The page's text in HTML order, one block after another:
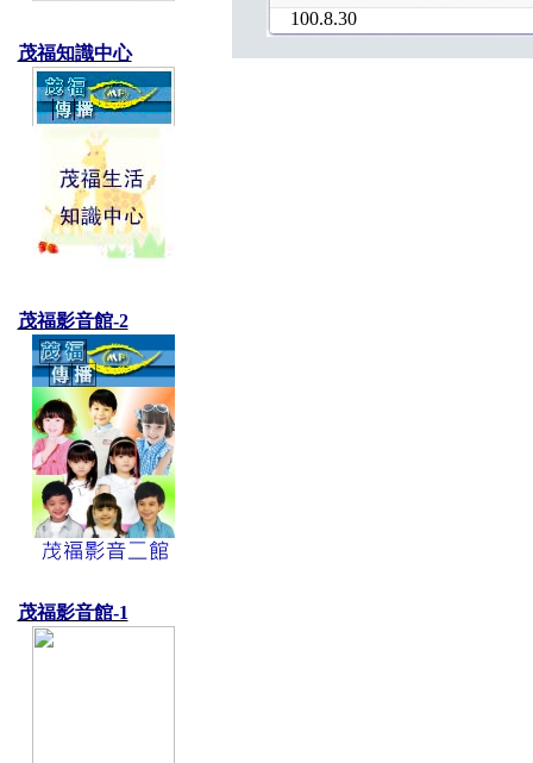
茂福知識中心
茂福影音館-2
茂福影音館-1
100.8.30